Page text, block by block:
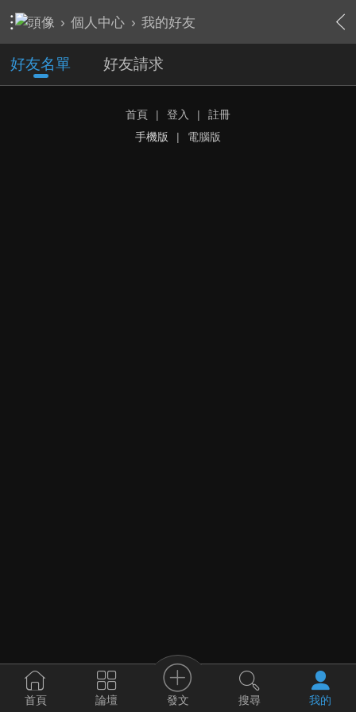
› 個人中心 › 我的好友
好友名單 好友請求
首頁 | 登入 |
註冊
手機版
| 電腦版
首頁 論壇 發文 搜尋 我的